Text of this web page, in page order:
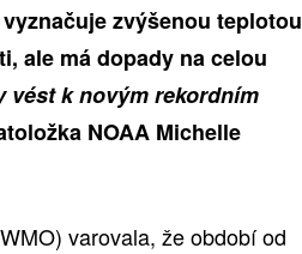
zvýšenou teplotou
ale má dopady na celou
vést k novým rekordním
NOAA Michelle
varovala, že období od